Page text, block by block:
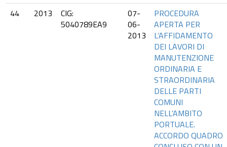
44
2013
CIG:
5040789EA9
07-
06-
2013
PROCEDURA
APERTA PER
L’AFFIDAMENTO
DEI LAVORI DI
MANUTENZIONE
ORDINARIA E
STRAORDINARIA
DELLE PARTI
COMUNI
NELL’AMBITO
PORTUALE.
ACCORDO QUADRO